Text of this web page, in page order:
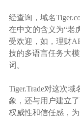
经查询，域名
在中文的含义为“老
受欢迎，如，理财
技的多语言任务大
词。
Tiger.Trade对这次
象，还与用户建立
权威性和信任感，